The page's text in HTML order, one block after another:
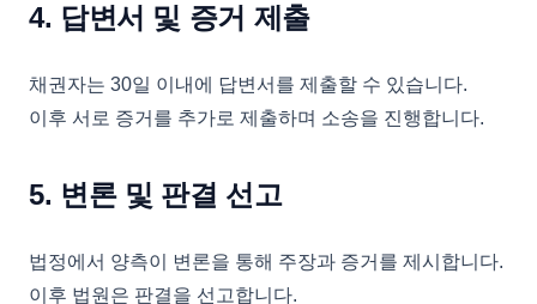
4. 답변서 및 증거 제출
채권자는 30일 이내에 답변서를 제출할 수 있습니다.
이후 서로 증거를 추가로 제출하며 소송을 진행합니다.
5. 변론 및 판결 선고
법정에서 양측이 변론을 통해 주장과 증거를 제시합니다.
이후 법원은 판결을 선고합니다.